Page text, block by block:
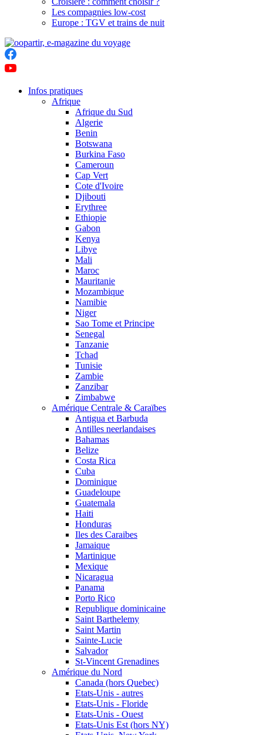
Les compagnies low-cost
Europe : TGV et trains de nuit
Infos pratiques
Afrique
Afrique du Sud
Algerie
Benin
Botswana
Burkina Faso
Cameroun
Cap Vert
Cote d'Ivoire
Djibouti
Erythree
Ethiopie
Gabon
Kenya
Libye
Mali
Maroc
Mauritanie
Mozambique
Namibie
Niger
Sao Tome et Principe
Senegal
Tanzanie
Tchad
Tunisie
Zambie
Zanzibar
Zimbabwe
Amérique Centrale & Caraïbes
Antigua et Barbuda
Antilles neerlandaises
Bahamas
Belize
Costa Rica
Cuba
Dominique
Guadeloupe
Guatemala
Haiti
Honduras
Iles des Caraibes
Jamaique
Martinique
Mexique
Nicaragua
Panama
Porto Rico
Republique dominicaine
Saint Barthelemy
Saint Martin
Sainte-Lucie
Salvador
St-Vincent Grenadines
Amérique du Nord
Canada (hors Quebec)
Etats-Unis - autres
Etats-Unis - Floride
Etats-Unis - Ouest
Etats-Unis Est (hors NY)